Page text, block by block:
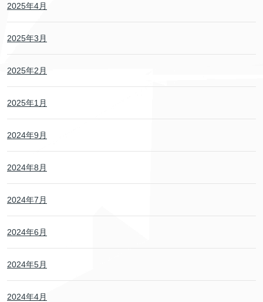
2025年4月
2025年3月
2025年2月
2025年1月
2024年9月
2024年8月
2024年7月
2024年6月
2024年5月
2024年4月